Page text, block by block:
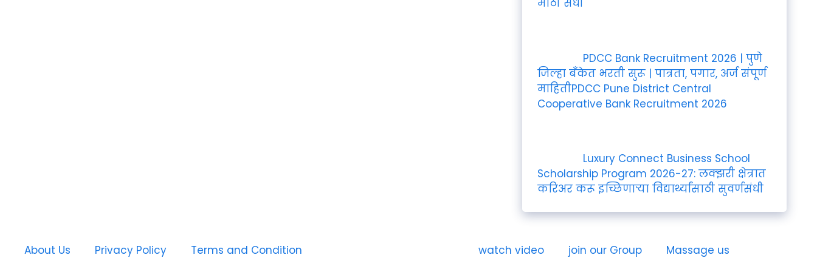
मोठी संधी
PDCC Bank Recruitment 2026 | पुणे
जिल्हा बँकेत भरती सुरू | पात्रता, पगार, अर्ज संपूर्ण
माहितीPDCC Pune District Central
Cooperative Bank Recruitment 2026
Luxury Connect Business School
Scholarship Program 2026-27: लक्झरी क्षेत्रात
करिअर करू इच्छिणाऱ्या विद्यार्थ्यांसाठी सुवर्णसंधी
About Us Privacy Policy
Terms and Condition
watch video join our Group Massage us